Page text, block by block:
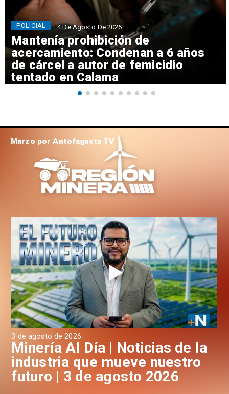
Mantenía prohibición de
acercamiento: Condenan a 6 años
de cárcel a autor de femicidio
tentado en Calama
POLICIAL 4 De Agosto De 2026
3 de agosto de 2026
Minería Al Día | Noticias de la
industria que mueve nuestro
futuro | 3 de agosto 2026
Marzo por Antofagasta TV